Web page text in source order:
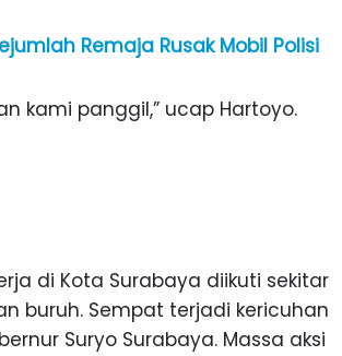
Remaja Rusak Mobil Polisi
kami panggil,” ucap Hartoyo.
di Kota Surabaya diikuti sekitar
buruh. Sempat terjadi kericuhan
Suryo Surabaya. Massa aksi